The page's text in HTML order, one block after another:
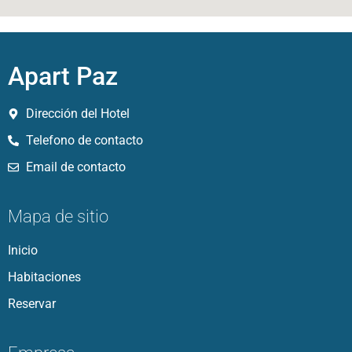
Apart Paz
Dirección del Hotel
Telefono de contacto
Email de contacto
Mapa de sitio
Inicio
Habitaciones
Reservar